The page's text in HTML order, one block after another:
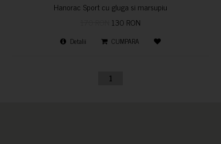
Hanorac Sport cu gluga si marsupiu
130 RON
Detalii CUMPARA
1